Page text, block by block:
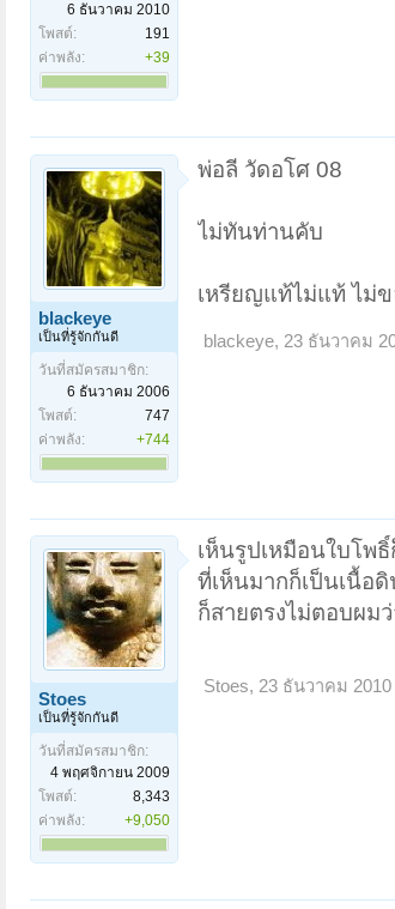
6 ธันวาคม 2010
โพสต์:
191
ค่าพลัง:
+39
blackeye
เป็นที่รู้จักกันดี
วันที่สมัครสมาชิก:
6 ธันวาคม 2006
โพสต์:
747
ค่าพลัง:
+744
พ่อลี วัดอโศ 08
ไม่ทันท่านคับ
เหรียญแท้ไม่แท้ ไม่
blackeye, 23 ธันวาคม
Stoes
เป็นที่รู้จักกันดี
วันที่สมัครสมาชิก:
4 พฤศจิกายน 2009
โพสต์:
8,343
ค่าพลัง:
+9,050
เห็นรูปเหมือนใบโพ
ที่เห็นมากก็เป็นเนื้อ
ก็สายตรงไม่ตอบผม
Stoes, 23 ธันวาคม 2010